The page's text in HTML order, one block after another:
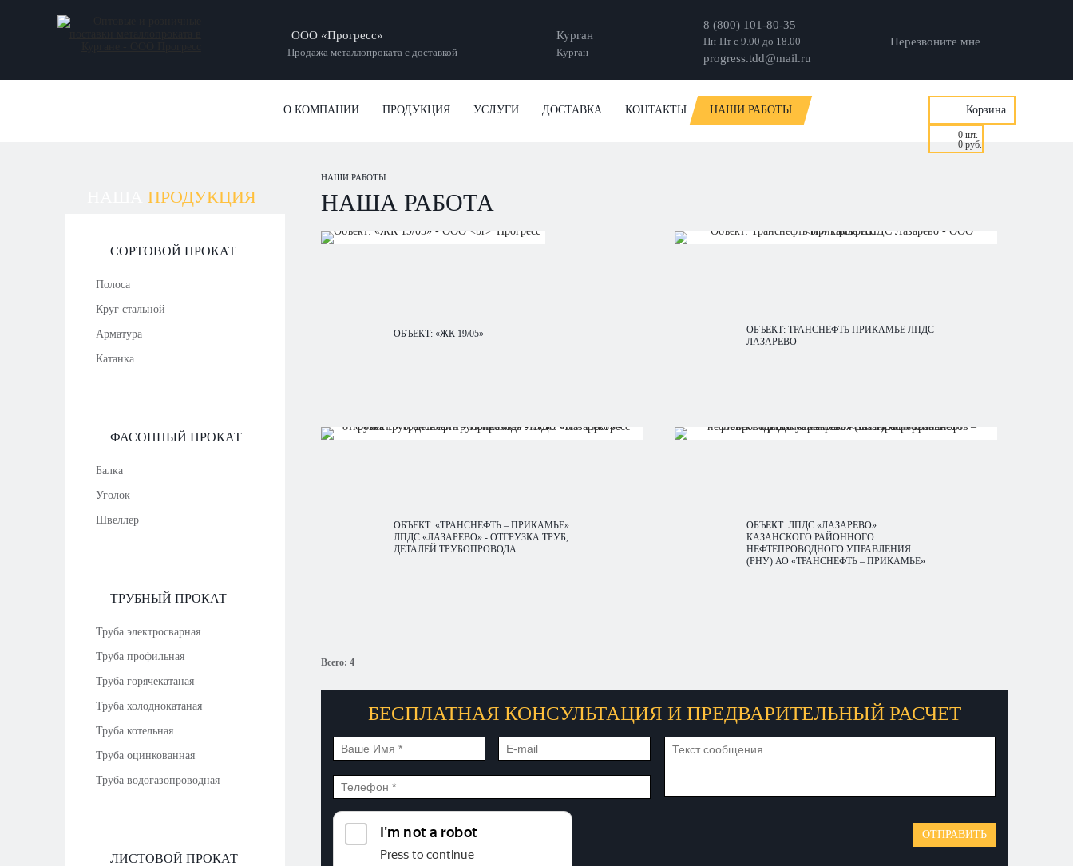
ООО «Прогресс»
Продажа металлопроката с доставкой
Курган
Курган
8 (800) 101-80-35
Пн-Пт с 9.00 до 18.00
progress.tdd@mail.ru
Перезвоните мне
О КОМПАНИИ ПРОДУКЦИЯ УСЛУГИ ДОСТАВКА КОНТАКТЫ НАШИ РАБОТЫ Корзина
0 шт.
0 руб.
ПРОДУКЦИЯ
СОРТОВОЙ ПРОКАТ
Полоса
Круг стальной
Арматура
Катанка
ФАСОННЫЙ ПРОКАТ
Балка
Уголок
Швеллер
ТРУБНЫЙ ПРОКАТ
Труба электросварная
Труба профильная
Труба горячекатаная
Труба холоднокатаная
Труба котельная
Труба оцинкованная
Труба водогазопроводная
ЛИСТОВОЙ ПРОКАТ
НАШИ РАБОТЫ
НАША РАБОТА
ОБЪЕКТ: «ЖК 19/05»
ОБЪЕКТ: ТРАНСНЕФТЬ ПРИКАМЬЕ ЛПДС
ЛАЗАРЕВО
ОБЪЕКТ: «ТРАНСНЕФТЬ – ПРИКАМЬЕ»
ЛПДС «ЛАЗАРЕВО» - ОТГРУЗКА ТРУБ,
ДЕТАЛЕЙ ТРУБОПРОВОДА
ОБЪЕКТ: ЛПДС «ЛАЗАРЕВО»
КАЗАНСКОГО РАЙОННОГО
НЕФТЕПРОВОДНОГО УПРАВЛЕНИЯ
(РНУ) АО «ТРАНСНЕФТЬ – ПРИКАМЬЕ»
Всего: 4
БЕСПЛАТНАЯ КОНСУЛЬТАЦИЯ И ПРЕДВАРИТЕЛЬНЫЙ РАСЧЕТ